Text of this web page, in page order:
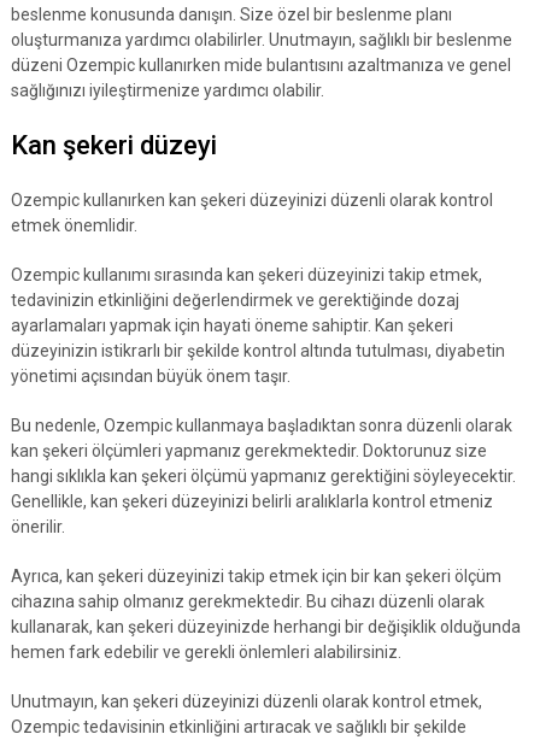
beslenme konusunda danışın. Size özel bir beslenme planı
oluşturmanıza yardımcı olabilirler. Unutmayın, sağlıklı bir beslenme
düzeni Ozempic kullanırken mide bulantısını azaltmanıza ve genel
sağlığınızı iyileştirmenize yardımcı olabilir.
Kan şekeri düzeyi
Ozempic kullanırken kan şekeri düzeyinizi düzenli olarak kontrol
etmek önemlidir.
Ozempic kullanımı sırasında kan şekeri düzeyinizi takip etmek,
tedavinizin etkinliğini değerlendirmek ve gerektiğinde dozaj
ayarlamaları yapmak için hayati öneme sahiptir. Kan şekeri
düzeyinizin istikrarlı bir şekilde kontrol altında tutulması, diyabetin
yönetimi açısından büyük önem taşır.
Bu nedenle, Ozempic kullanmaya başladıktan sonra düzenli olarak
kan şekeri ölçümleri yapmanız gerekmektedir. Doktorunuz size
hangi sıklıkla kan şekeri ölçümü yapmanız gerektiğini söyleyecektir.
Genellikle, kan şekeri düzeyinizi belirli aralıklarla kontrol etmeniz
önerilir.
Ayrıca, kan şekeri düzeyinizi takip etmek için bir kan şekeri ölçüm
cihazına sahip olmanız gerekmektedir. Bu cihazı düzenli olarak
kullanarak, kan şekeri düzeyinizde herhangi bir değişiklik olduğunda
hemen fark edebilir ve gerekli önlemleri alabilirsiniz.
Unutmayın, kan şekeri düzeyinizi düzenli olarak kontrol etmek,
Ozempic tedavisinin etkinliğini artıracak ve sağlıklı bir şekilde